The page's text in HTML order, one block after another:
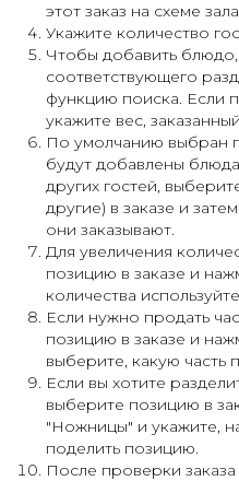
этот заказ на схеме
Укажите количество
Чтобы добавить
соответствующего
функцию поиска. Если
укажите вес,
По умолчанию выбран
будут добавлены
других гостей,
другие) в заказе и
они заказывают.
Для увеличения
позицию в заказе и
количества
Если нужно продать
позицию в заказе и
выберите, какую часть
Если вы хотите
выберите позицию в
"Ножницы" и укажите,
поделить позицию.
После проверки